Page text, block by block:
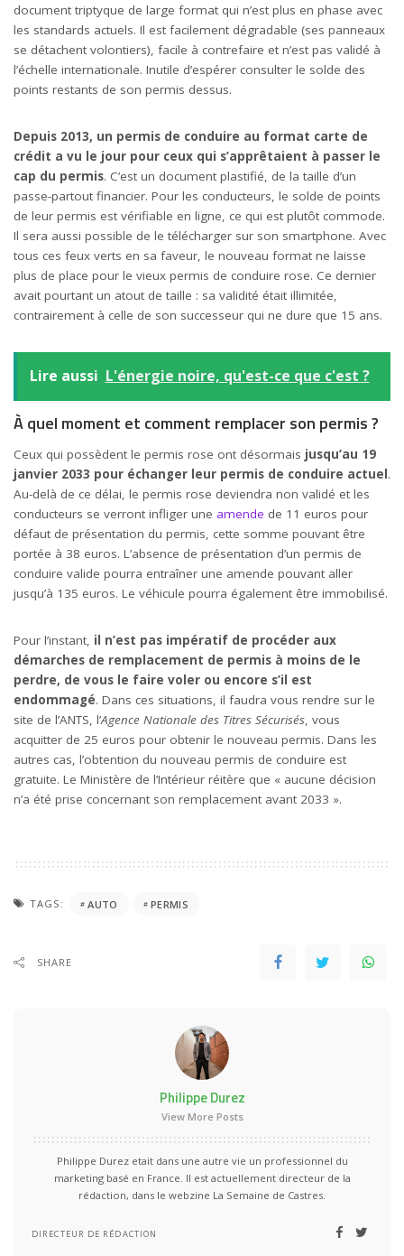
document triptyque de large format qui n’est plus en phase avec
les standards actuels. Il est facilement dégradable (ses panneaux
se détachent volontiers), facile à contrefaire et n’est pas validé à
l’échelle internationale. Inutile d’espérer consulter le solde des
points restants de son permis dessus.
Depuis 2013, un permis de conduire au format carte de
crédit a vu le jour pour ceux qui s’apprêtaient à passer le
cap du permis. C’est un document plastifié, de la taille d’un
passe-partout financier. Pour les conducteurs, le solde de points
de leur permis est vérifiable en ligne, ce qui est plutôt commode.
Il sera aussi possible de le télécharger sur son smartphone. Avec
tous ces feux verts en sa faveur, le nouveau format ne laisse
plus de place pour le vieux permis de conduire rose. Ce dernier
avait pourtant un atout de taille : sa validité était illimitée,
contrairement à celle de son successeur qui ne dure que 15 ans.
Lire aussi L'énergie noire, qu'est-ce que c'est ?
À quel moment et comment remplacer son permis ?
Ceux qui possèdent le permis rose ont désormais jusqu’au 19
janvier 2033 pour échanger leur permis de conduire actuel.
Au-delà de ce délai, le permis rose deviendra non validé et les
conducteurs se verront infliger une amende de 11 euros pour
défaut de présentation du permis, cette somme pouvant être
portée à 38 euros. L’absence de présentation d’un permis de
conduire valide pourra entraîner une amende pouvant aller
jusqu’à 135 euros. Le véhicule pourra également être immobilisé.
Pour l’instant, il n’est pas impératif de procéder aux
démarches de remplacement de permis à moins de le
perdre, de vous le faire voler ou encore s’il est
endommagé. Dans ces situations, il faudra vous rendre sur le
site de l’ANTS, l’Agence Nationale des Titres Sécurisés, vous
acquitter de 25 euros pour obtenir le nouveau permis. Dans les
autres cas, l’obtention du nouveau permis de conduire est
gratuite. Le Ministère de l’Intérieur réitère que « aucune décision
n’a été prise concernant son remplacement avant 2033 ».
TAGS: AUTO PERMIS
SHARE
Philippe Durez
View More Posts
Philippe Durez etait dans une autre vie un professionnel du
marketing basé en France. Il est actuellement directeur de la
rédaction, dans le webzine La Semaine de Castres.
DIRECTEUR DE RÉDACTION